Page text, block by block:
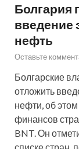
Болгария
введение
нефть
Оставьте
Болгарские
отложить
нефти, об
финансов
BNT. Он